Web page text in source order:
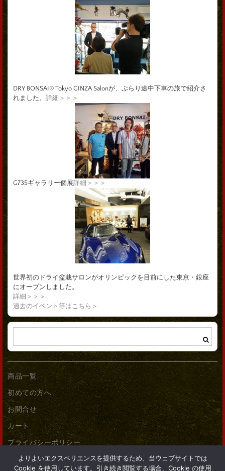
DRY BONSAI® Tokyo GINZA Salonが、ぶらり途中下車の旅で紹介さ
れました。 詳細＞＞＞
G735ギャラリー個展詳細＞＞＞
世界初のドライ盆栽サロンがオリンピックを目前にした東京・銀座
にオープンしました。
詳細＞＞＞
過去のイベント等はこちら＞
商品一覧
初めての方へ
お問合せ
カート
プライバシーポリシー
よりよいエクスペリエンスを提供するため、当ウェブサイトでは
Cookie を使用しています。引き続き閲覧する場合、Cookie の使用